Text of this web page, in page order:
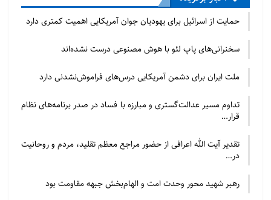
حمایت از اسرائیل برای یهودیان جوان آمریکایی اهمیت کمتری دارد
سخنرانی‌های پاپ لئو با هوش مصنوعی درست نشده‌اند
ملت ایران برای دشمن آمریکایی درس‌های فراموش‌نشدنی دارد
تداوم مسیر عدالت‌گستری و مبارزه با فساد در صدر برنامه‌های نظام
قرار…
تقدیر آیت الله اعرافی از حضور مراجع معظم تقلید، مردم و روحانیت
در…
رهبر شهید محور وحدت امت و الهام‌بخش جبهه مقاومت بود